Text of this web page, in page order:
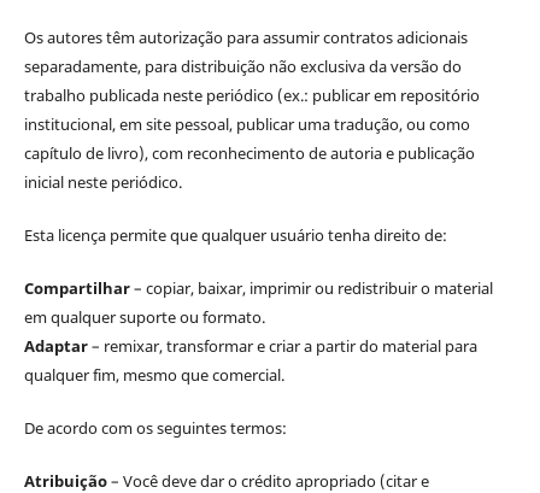
Os autores têm autorização para assumir contratos adicionais
separadamente, para distribuição não exclusiva da versão do
trabalho publicada neste periódico (ex.: publicar em repositório
institucional, em site pessoal, publicar uma tradução, ou como
capítulo de livro), com reconhecimento de autoria e publicação
inicial neste periódico.
Esta licença permite que qualquer usuário tenha direito de:
Compartilhar– copiar, baixar, imprimir ou redistribuir o material
em qualquer suporte ou formato.
Adaptar– remixar, transformar e criar a partir do material para
qualquer fim, mesmo que comercial.
De acordo com os seguintes termos:
Atribuição– Você deve dar o crédito apropriado (citar e